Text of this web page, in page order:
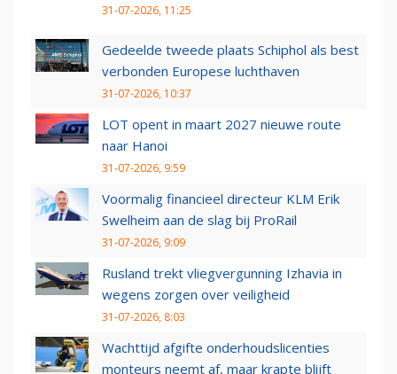
31-07-2026, 11:25
Gedeelde tweede plaats Schiphol als best
verbonden Europese luchthaven
31-07-2026, 10:37
LOT opent in maart 2027 nieuwe route
naar Hanoi
31-07-2026, 9:59
Voormalig financieel directeur KLM Erik
Swelheim aan de slag bij ProRail
31-07-2026, 9:09
Rusland trekt vliegvergunning Izhavia in
wegens zorgen over veiligheid
31-07-2026, 8:03
Wachttijd afgifte onderhoudslicenties
monteurs neemt af, maar krapte blijft